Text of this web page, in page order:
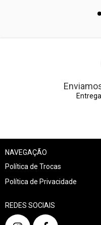
NAVEGAÇÃO
Política de Trocas
Política de Privacidade
REDES SOCIAIS